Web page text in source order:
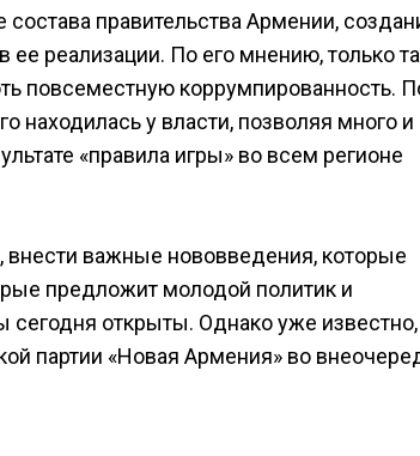
правительства Армении,
реализации. По его мнению, только
повсеместную коррумпированность.
у власти, позволяя много и
«правила игры» во всем регионе
внести важные нововведения, которые
предложит молодой политик и
открыты. Однако уже известно,
партии «Новая Армения» во